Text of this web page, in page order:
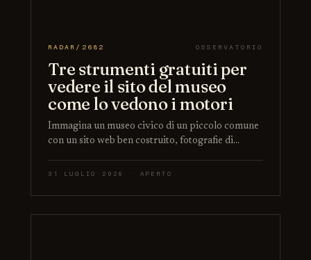
RADAR/2682 OSSERVATORIO
Tre strumenti gratuiti per
vedere il sito del museo
come lo vedono i motori
Immagina un museo civico di un piccolo comune
con un sito web ben costruito, fotografie di…
31 LUGLIO 2026 · APERTO